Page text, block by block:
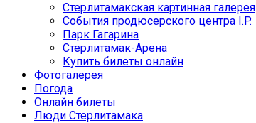
Стерлитамакская картинная галерея
События продюсерского центра I.P.
Парк Гагарина
Стерлитамак-Арена
Купить билеты онлайн
Фотогалерея
Погода
Онлайн билеты
Люди Стерлитамака